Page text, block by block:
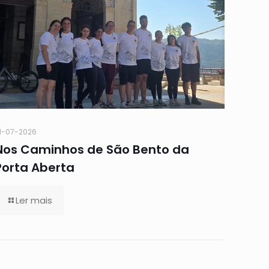
07-2026
Caminhos de São Bento da
Aberta
Ler mais